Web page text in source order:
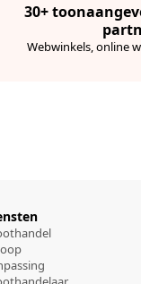
30+
Webwinkels, online